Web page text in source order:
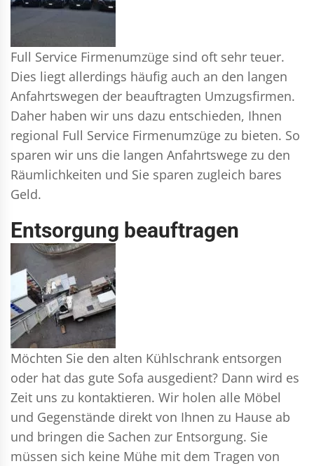
Full Service Firmenumzüge sind oft sehr teuer.
Dies liegt allerdings häufig auch an den langen
Anfahrtswegen der beauftragten Umzugsfirmen.
Daher haben wir uns dazu entschieden, Ihnen
regional Full Service Firmenumzüge zu bieten. So
sparen wir uns die langen Anfahrtswege zu den
Räumlichkeiten und Sie sparen zugleich bares
Geld.
Entsorgung beauftragen
Möchten Sie den alten Kühlschrank entsorgen
oder hat das gute Sofa ausgedient? Dann wird es
Zeit uns zu kontaktieren. Wir holen alle Möbel
und Gegenstände direkt von Ihnen zu Hause ab
und bringen die Sachen zur Entsorgung. Sie
müssen sich keine Mühe mit dem Tragen von